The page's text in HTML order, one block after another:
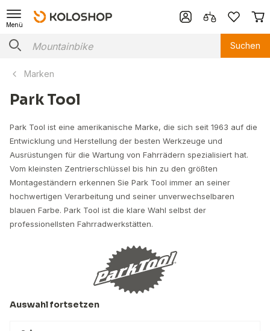
Menü
Suchen
Marken
Park Tool
Park Tool ist eine amerikanische Marke, die sich seit 1963 auf die
Entwicklung und Herstellung der besten Werkzeuge und
Ausrüstungen für die Wartung von Fahrrädern spezialisiert hat.
Vom kleinsten Zentrierschlüssel bis hin zu den größten
Montageständern erkennen Sie Park Tool immer an seiner
hochwertigen Verarbeitung und seiner unverwechselbaren
blauen Farbe. Park Tool ist die klare Wahl selbst der
professionellsten Fahrradwerkstätten.
Auswahl fortsetzen